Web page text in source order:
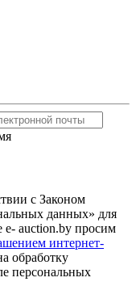
с Законом
данных» для
e- auction.by просим
интернет-
обработку
персональных